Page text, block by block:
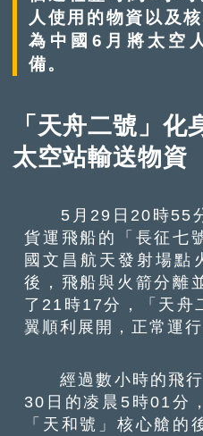
人使用的物資以及
為中國6月將太空
備。
「天舟二號」化
太空站輸送物資
5月29日20時55分
貨運飛船的「長征七
國文昌航天發射場點
後，飛船與火箭分離
了21時17分，「天舟
翼順利展開，正常運行
經過數小時的飛行
30日的凌晨5時01分
「天和號」核心艙的